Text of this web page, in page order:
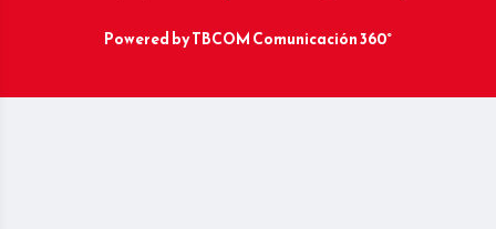
Powered byTBCOM Comunicación 360°